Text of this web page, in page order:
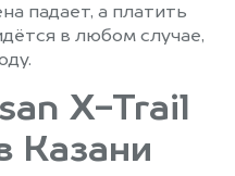
падает, а платить
в любом случае,
X-Trail
Казани